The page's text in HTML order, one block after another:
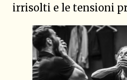
irrisolti e le tensioni